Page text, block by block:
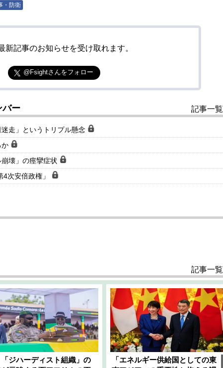
・防衛
新記事のお知らせを受け取れます。
@Fsightさんをフォロー
バー 記事一覧
走」というトリプル懸念
か
壊」の痙攣症状
次安倍政権」
記事一覧
ジハーディスト組織」の
「エネルギー供給国としての東